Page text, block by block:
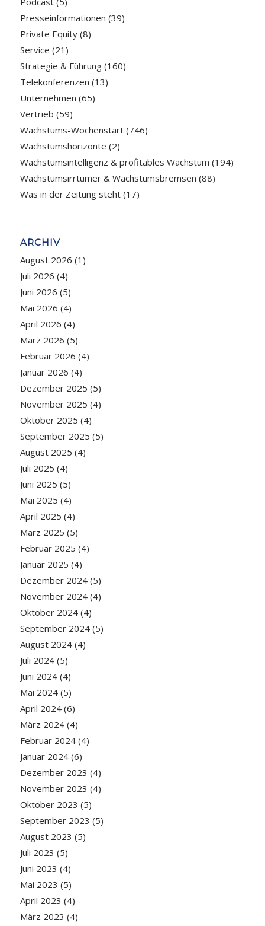
Presseinformationen (39)
Private Equity(8)
Service (21)
Strategie & Führung(160)
Telekonferenzen (13)
Unternehmen (65)
Vertrieb (59)
Wachstums-Wochenstart(746)
Wachstumshorizonte (2)
Wachstumsintelligenz & profitables Wachstum (194)
Wachstumsirrtümer & Wachstumsbremsen (88)
Was in der Zeitung steht(17)
ARCHIV
August 2026 (1)
Juli 2026 (4)
Juni 2026 (5)
Mai 2026 (4)
April 2026 (4)
März 2026 (5)
Februar 2026 (4)
Januar 2026 (4)
Dezember 2025 (5)
November 2025 (4)
Oktober 2025 (4)
September 2025 (5)
August 2025 (4)
Juli 2025 (4)
Juni 2025 (5)
Mai 2025 (4)
April 2025 (4)
März 2025 (5)
Februar 2025 (4)
Januar 2025 (4)
Dezember 2024(5)
November 2024(4)
Oktober 2024(4)
September 2024(5)
August 2024(4)
Juli 2024(5)
Juni 2024(4)
Mai 2024(5)
April 2024(6)
März 2024(4)
Februar 2024(4)
Januar 2024(6)
Dezember 2023 (4)
November 2023 (4)
Oktober 2023 (5)
September 2023 (5)
August 2023 (5)
Juli 2023 (5)
Juni 2023 (4)
Mai 2023 (5)
April 2023 (4)
März 2023 (4)